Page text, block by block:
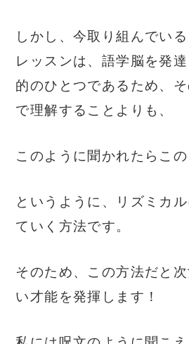
しかし、今取り組んでい
レッスンは、語学脳を発
的のひとつであるため、
で理解することよりも、
このように聞かれたらこ
というように、リズミカ
ていく方法です。
そのため、この方法だと
い才能を発揮します！